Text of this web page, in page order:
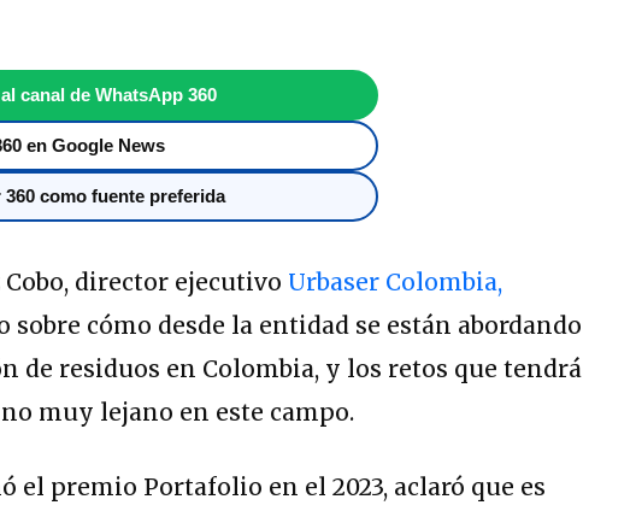
canal de WhatsApp 360
en Google News
360 como fuente preferida
director ejecutivo Urbaser Colombia,
sobre cómo desde la entidad se están abordando
de residuos en Colombia, y los retos que tendrá
muy lejano en este campo.
el premio Portafolio en el 2023, aclaró que es